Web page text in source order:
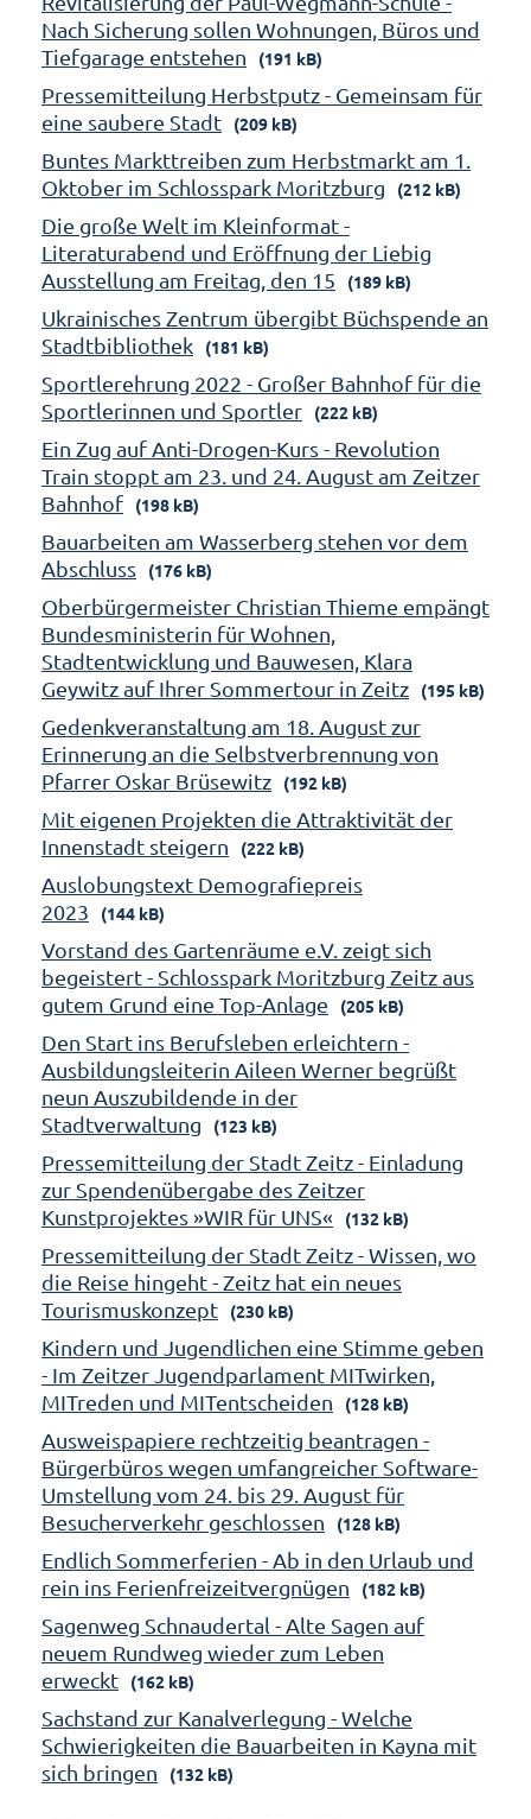
Nach Sicherung sollen Wohnungen, Büros und
Tiefgarage entstehen
(191 kB)
Pressemitteilung Herbstputz - Gemeinsam für
eine saubere Stadt
(209 kB)
Buntes Markttreiben zum Herbstmarkt am 1.
Oktober im Schlosspark Moritzburg
(212 kB)
Die große Welt im Kleinformat -
Literaturabend und Eröffnung der Liebig
Ausstellung am Freitag, den 15
(189 kB)
Ukrainisches Zentrum übergibt Büchspende an
Stadtbibliothek
(181 kB)
Sportlerehrung 2022 - Großer Bahnhof für die
Sportlerinnen und Sportler
(222 kB)
Ein Zug auf Anti-Drogen-Kurs - Revolution
Train stoppt am 23. und 24. August am Zeitzer
Bahnhof
(198 kB)
Bauarbeiten am Wasserberg stehen vor dem
Abschluss
(176 kB)
Oberbürgermeister Christian Thieme empängt
Bundesministerin für Wohnen,
Stadtentwicklung und Bauwesen, Klara
Geywitz auf Ihrer Sommertour in Zeitz
(195 kB)
Gedenkveranstaltung am 18. August zur
Erinnerung an die Selbstverbrennung von
Pfarrer Oskar Brüsewitz
(192 kB)
Mit eigenen Projekten die Attraktivität der
Innenstadt steigern
(222 kB)
Auslobungstext Demografiepreis
2023
(144 kB)
Vorstand des Gartenräume e.V. zeigt sich
begeistert - Schlosspark Moritzburg Zeitz aus
gutem Grund eine Top-Anlage
(205 kB)
Den Start ins Berufsleben erleichtern -
Ausbildungsleiterin Aileen Werner begrüßt
neun Auszubildende in der
Stadtverwaltung
(123 kB)
Pressemitteilung der Stadt Zeitz - Einladung
zur Spendenübergabe des Zeitzer
Kunstprojektes »WIR für UNS«
(132 kB)
Pressemitteilung der Stadt Zeitz - Wissen, wo
die Reise hingeht - Zeitz hat ein neues
Tourismuskonzept
(230 kB)
Kindern und Jugendlichen eine Stimme geben
- Im Zeitzer Jugendparlament MITwirken,
MITreden und MITentscheiden
(128 kB)
Ausweispapiere rechtzeitig beantragen -
Bürgerbüros wegen umfangreicher Software-
Umstellung vom 24. bis 29. August für
Besucherverkehr geschlossen
(128 kB)
Endlich Sommerferien - Ab in den Urlaub und
rein ins Ferienfreizeitvergnügen
(182 kB)
Sagenweg Schnaudertal - Alte Sagen auf
neuem Rundweg wieder zum Leben
erweckt
(162 kB)
Sachstand zur Kanalverlegung - Welche
Schwierigkeiten die Bauarbeiten in Kayna mit
sich bringen
(132 kB)